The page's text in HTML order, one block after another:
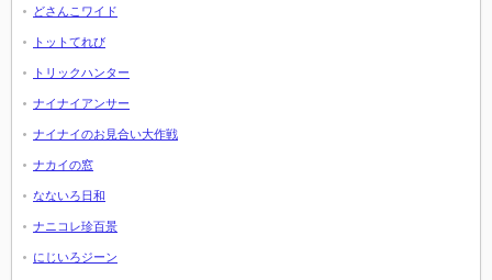
どさんこワイド
トットてれび
トリックハンター
ナイナイアンサー
ナイナイのお見合い大作戦
ナカイの窓
なないろ日和
ナニコレ珍百景
にじいろジーン